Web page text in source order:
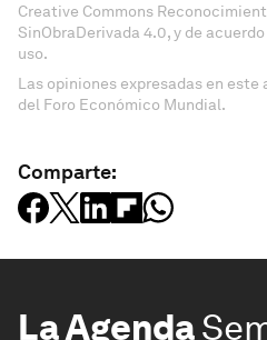
Creative Commons
SinObraDerivada 4.0, y de
uso.
Las opiniones expresadas en
del Foro Económico Mundial.
Comparte:
La Agenda